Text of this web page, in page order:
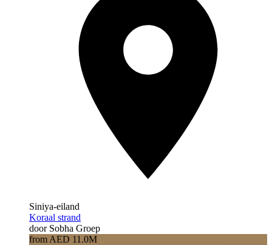
Siniya-eiland
Koraal strand
door Sobha Groep
from AED 11.0M